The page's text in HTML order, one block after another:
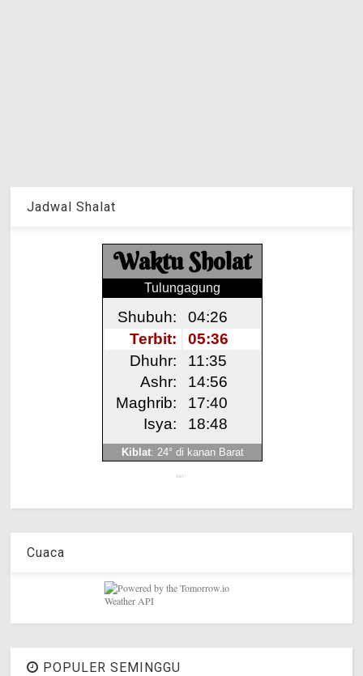
Jadwal Shalat
Get!
Cuaca
POPULER SEMINGGU